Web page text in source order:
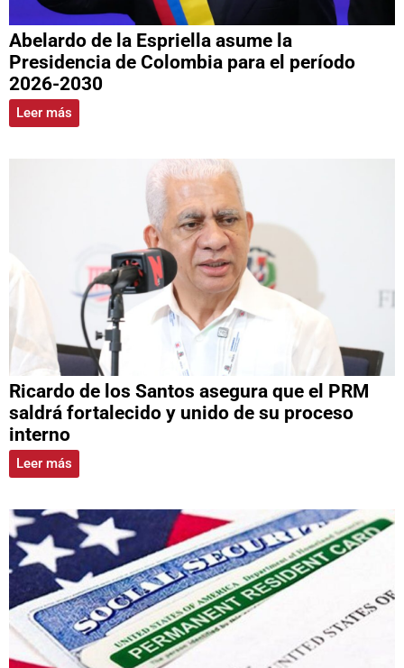
Abelardo de la Espriella asume la
Presidencia de Colombia para el período
2026-2030
Leer más
Ricardo de los Santos asegura que el PRM
saldrá fortalecido y unido de su proceso
interno
Leer más